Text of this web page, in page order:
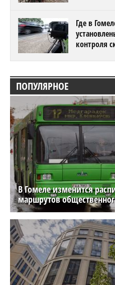
Где в
контроля
ПОПУЛЯРНОЕ
В Гомеле изменится
маршрутов